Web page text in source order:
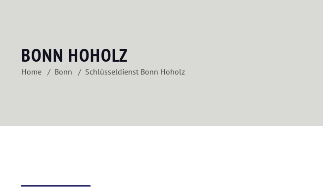
BONN HOHOLZ
Home Bonn Schlüsseldienst Bonn Hoholz